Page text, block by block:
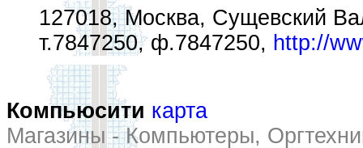
127018, Москва, Сущевский
т.7847250, ф.7847250, http://
Компьюсити карта
Магазины - Компьютеры,